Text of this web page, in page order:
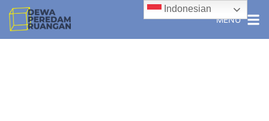
MENU
Indonesian